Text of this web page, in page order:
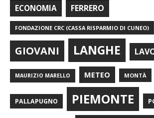
ECONOMIA FERRERO
FONDAZIONE CRC (CASSA RISPARMIO DI CUNEO)
GIOVANI LANGHE
MAURIZIO MARELLO METEO MONTÀ
PALLAPUGNO PIEMONTE